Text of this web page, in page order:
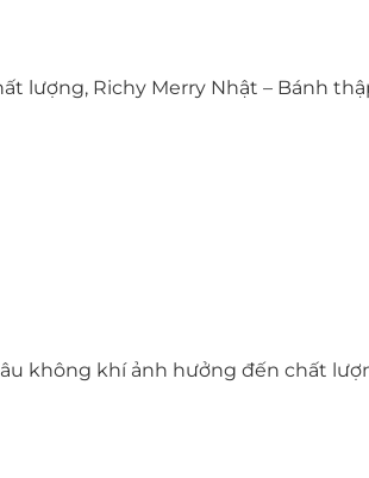
lượng, Richy Merry Nhật – Bánh
không khí ảnh hưởng đến chất